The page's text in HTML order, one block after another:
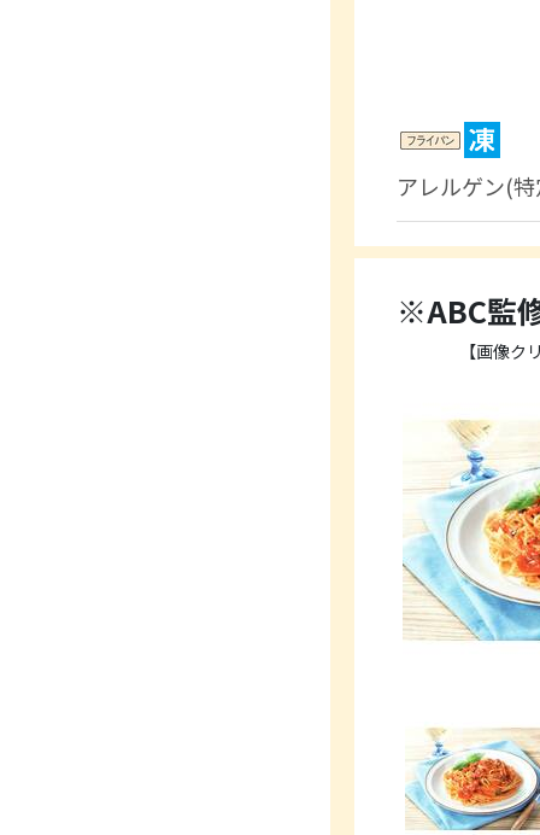
アレルゲン(
※ABC監
【画像ク